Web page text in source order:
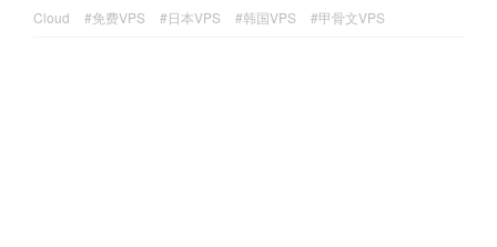
Cloud
#免费VPS #日本VPS #韩国VPS #甲骨文VPS